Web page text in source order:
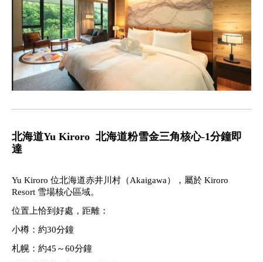
北海道Yu Kiroro 北海道粉雪金三角核心-1分鐘即
達
Yu Kiroro 位北海道赤井川村（Akaigawa），屬於 Kiroro
Resort 雪場核心區域。
位置上恰到好處，距離：
小樽：約30分鐘
札幌：約45～60分鐘